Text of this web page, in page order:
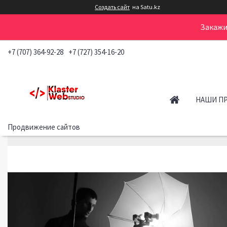
Создать сайт на Satu.kz
+7 (707) 364-92-28 +7 (727) 354-16-20
Продвижение сайтов
НАШИ